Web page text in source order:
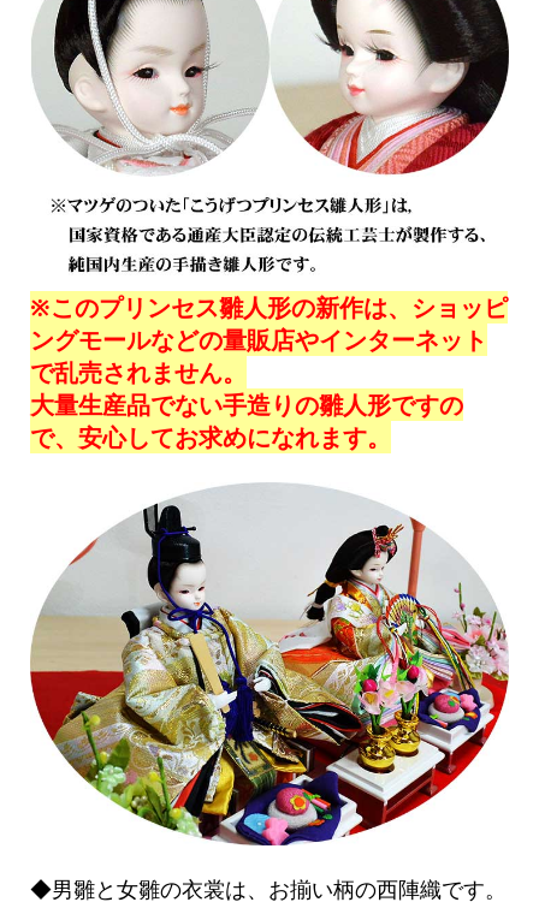
※このプリンセス雛人形の新作は、ショッピ
ングモールなどの量販店やインターネット
で乱売されません。
大量生産品でない手造りの雛人形ですの
で、安心してお求めになれます。
◆男雛と女雛の衣裳は、お揃い柄の西陣織です。